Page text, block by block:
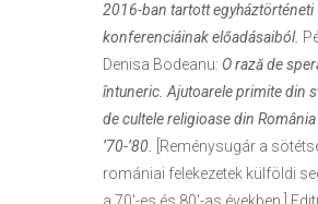
2016-ban tartott egyháztörténeti
konferenciáinak előadásaiból.
Denisa Bodeanu: O rază de
întuneric. Ajutoarele primite din
de cultele religioase din
’70-’80.
[Reménysugár a
romániai felekezetek külföldi